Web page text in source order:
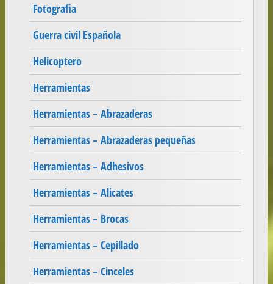
Fotografia
Guerra civil Española
Helicoptero
Herramientas
Herramientas – Abrazaderas
Herramientas – Abrazaderas pequeñas
Herramientas – Adhesivos
Herramientas – Alicates
Herramientas – Brocas
Herramientas – Cepillado
Herramientas – Cinceles